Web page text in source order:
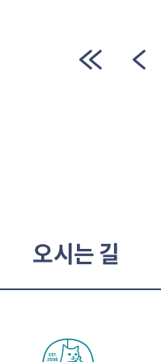
오시는 길